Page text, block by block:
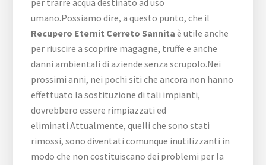
per trarre acqua destinato ad uso
umano.Possiamo dire, a questo punto, che il
Recupero Eternit Cerreto Sannita è utile anche
per riuscire a scoprire magagne, truffe e anche
danni ambientali di aziende senza scrupolo.Nei
prossimi anni, nei pochi siti che ancora non hanno
effettuato la sostituzione di tali impianti,
dovrebbero essere rimpiazzati ed
eliminati.Attualmente, quelli che sono stati
rimossi, sono diventati comunque inutilizzanti in
modo che non costituiscano dei problemi per la